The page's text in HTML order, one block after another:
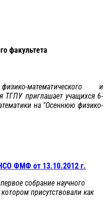
факультета
математического и
ТГПУ приглашает учащихся 6-
на "Осеннюю физико-
ФМФ от 13.10.2012 г.
собрание научного
присутствовали как